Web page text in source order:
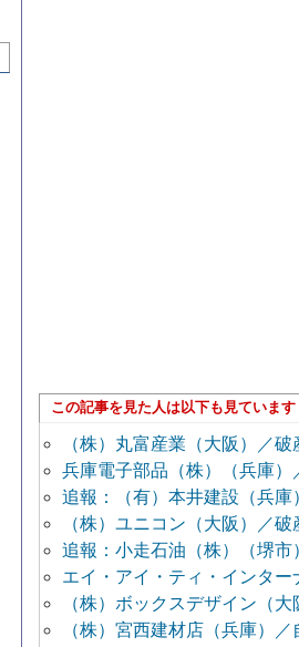
この記事を見た人は以下も見ています
（株）丸富産業（大阪）／
兵庫電子部品（株）（兵庫
追報：（有）本井建設（兵
（株）ユニコン（大阪）／
追報：小走石油（株）（堺
エイ・アイ・ティ・インタ
（株）ボックスデザイン（
（株）宮西建材店（兵庫）